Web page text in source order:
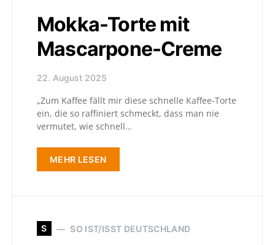
Mokka-Torte mit
Mascarpone-Creme
22. August 2025
„Zum Kaffee fällt mir diese schnelle Kaffee-Torte
ein, die so raffiniert schmeckt, dass man nie
vermutet, wie schnell…
MEHR LESEN
S SO IST/ISST DEUTSCHLAND